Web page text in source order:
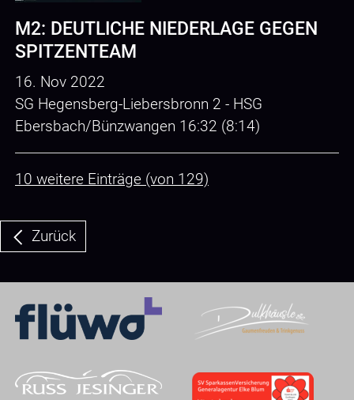
M2: DEUTLICHE NIEDERLAGE GEGEN
SPITZENTEAM
16. Nov 2022
SG Hegensberg-Liebersbronn 2 - HSG
Ebersbach/Bünzwangen 16:32 (8:14)
10 weitere Einträge (von 129)
Zurück